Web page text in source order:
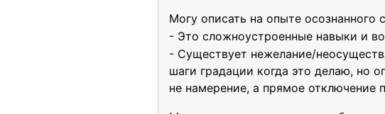
Могу описать на опыте осознанного
- Это сложноустроенные навыки и
- Существует нежелание/
шаги градации когда это делаю, но
не намерение, а прямое отключение